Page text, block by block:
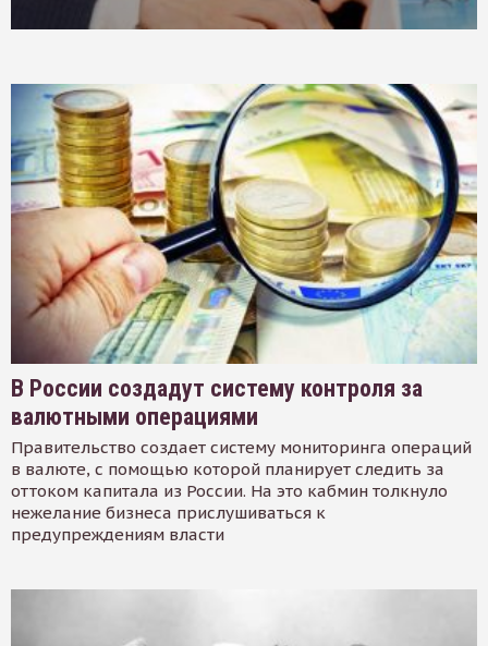
В России создадут систему контроля за
валютными операциями
Правительство создает систему мониторинга операций
в валюте, с помощью которой планирует следить за
оттоком капитала из России. На это кабмин толкнуло
нежелание бизнеса прислушиваться к
предупреждениям власти